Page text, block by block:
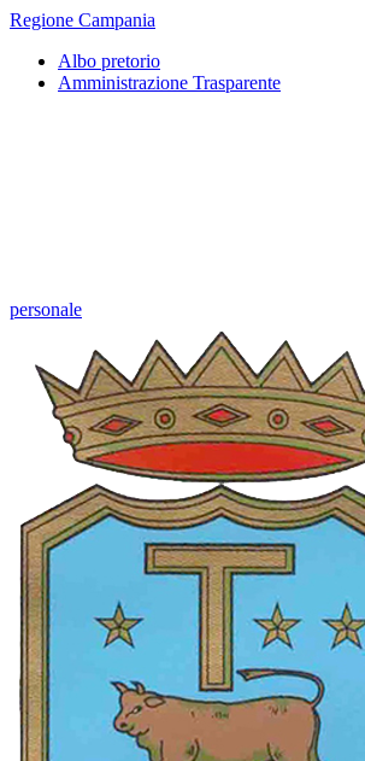
Regione Campania
Albo pretorio
Amministrazione Trasparente
personale